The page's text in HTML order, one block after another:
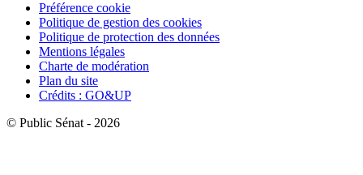
Préférence cookie
Politique de gestion des cookies
Politique de protection des données
Mentions légales
Charte de modération
Plan du site
Crédits : GO&UP
© Public Sénat - 2026